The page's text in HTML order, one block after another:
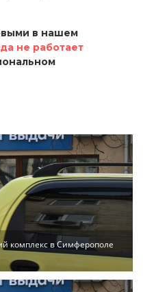
в нашем
не работает
комплекс в Симферополе